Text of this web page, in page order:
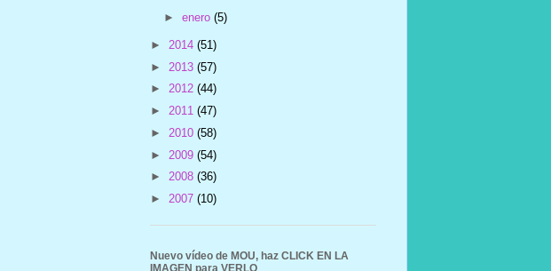
►enero(5)
► 2014 (51)
► 2013 (57)
► 2012 (44)
► 2011 (47)
► 2010 (58)
► 2009 (54)
► 2008 (36)
► 2007 (10)
Nuevo vídeo de MOU, haz CLICK EN LA
IMAGEN para VERLO